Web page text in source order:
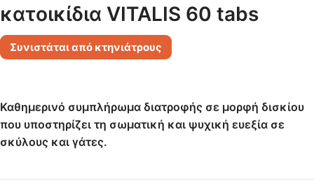
κατοικίδια VITALIS 60 tabs
Συνιστάται από κτηνιάτρους
Καθημερινό συμπλήρωμα διατροφής σε μορφή δισκίου
που υποστηρίζει τη σωματική και ψυχική ευεξία σε
σκύλους και γάτες.